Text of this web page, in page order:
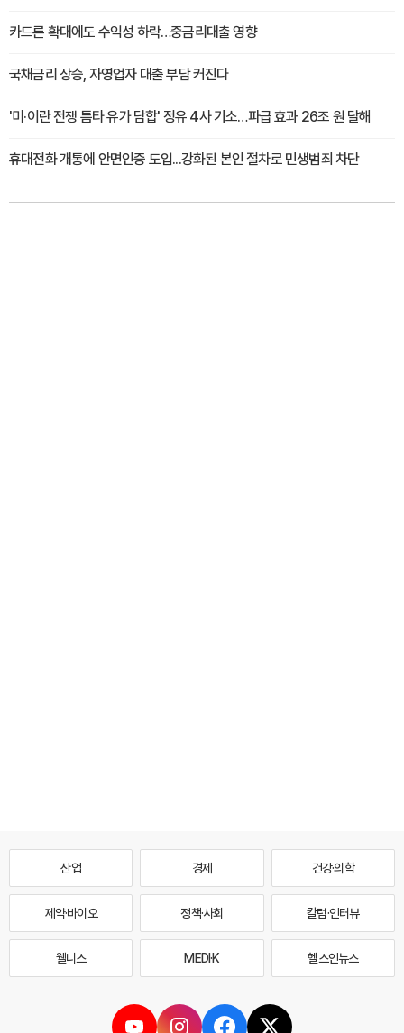
카드론 확대에도 수익성 하락…중금리대출 영향
국채금리 상승, 자영업자 대출 부담 커진다
'미·이란 전쟁 틈타 유가 담합' 정유 4사 기소…파급 효과 26조 원 달해
휴대전화 개통에 안면인증 도입...강화된 본인 절차로 민생범죄 차단
산업 경제 건강·의학
제약·바이오 정책·사회 칼럼·인터뷰
웰니스 MEDI·K 헬스인뉴스